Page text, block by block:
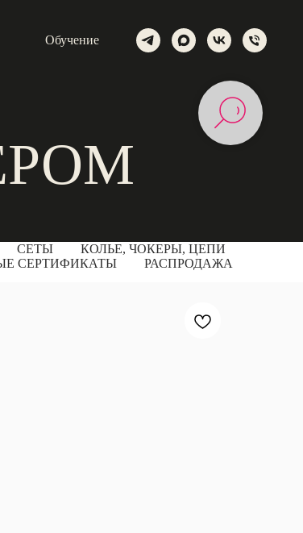
Обучение
СЕТЫ
КОЛЬЕ, ЧОКЕРЫ, ЦЕПИ
СЕРТИФИКАТЫ
РАСПРОДАЖА